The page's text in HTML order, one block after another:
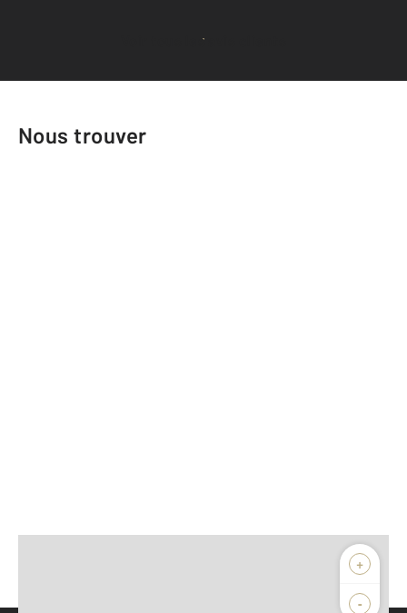
Voir tous les avis clients
Nous trouver
+
-